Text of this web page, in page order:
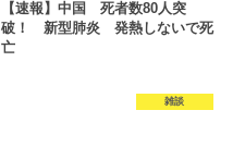
【速報】中国 死者数80人突
破！ 新型肺炎 発熱しないで死
亡
雑談